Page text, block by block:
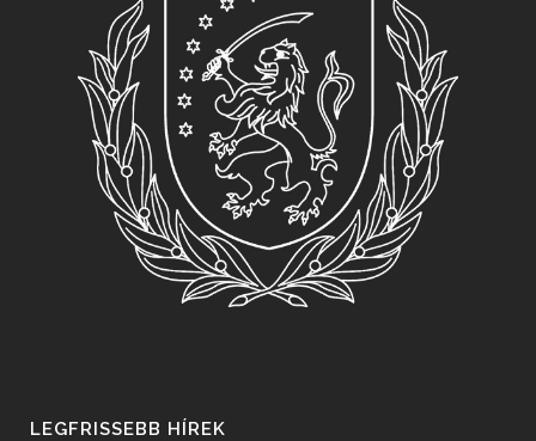
LEGFRISSEBB HÍREK